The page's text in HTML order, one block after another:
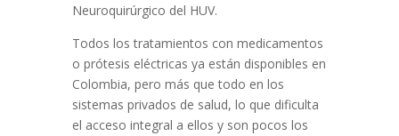
Neuroquirúrgico del HUV.
Todos los tratamientos con medicamentos
o prótesis eléctricas ya están disponibles en
Colombia, pero más que todo en los
sistemas privados de salud, lo que dificulta
el acceso integral a ellos y son pocos los